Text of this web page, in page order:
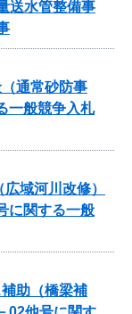
送水管整備事
通常砂防事
一般競争入札
域河川改修）
に関する一般
助（橋梁補